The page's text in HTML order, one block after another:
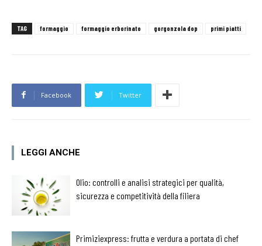
TAG formaggio formaggio erborinato gorgonzola dop primi piatti
Facebook Twitter
LEGGI ANCHE
Olio: controlli e analisi strategici per qualità,
sicurezza e competitività della filiera
Primiziexpress: frutta e verdura a portata di chef